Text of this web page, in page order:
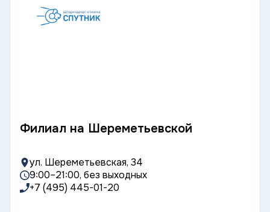
Филиал на Шереметьевской
ул. Шереметьевская, 34
9:00–21:00, без выходных
+7 (495) 445-01-20